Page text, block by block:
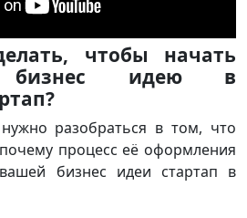
чтобы начать
бизнес идею в
разобраться в том, что
процесс её оформления
бизнес идеи стартап в